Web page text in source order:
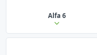
Alfa 6